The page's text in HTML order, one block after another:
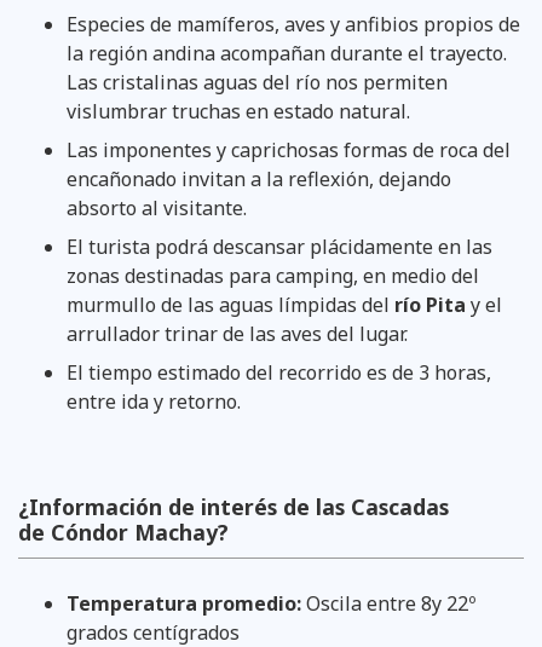
Especies de mamíferos, aves y anfibios propios de
la región andina acompañan durante el trayecto.
Las cristalinas aguas del río nos permiten
vislumbrar truchas en estado natural.
Las imponentes y caprichosas formas de roca del
encañonado invitan a la reflexión, dejando
absorto al visitante.
El turista podrá descansar plácidamente en las
zonas destinadas para camping, en medio del
murmullo de las aguas límpidas del río Pita y el
arrullador trinar de las aves del lugar.
El tiempo estimado del recorrido es de 3 horas,
entre ida y retorno.
¿Información de interés de las Cascadas
de Cóndor Machay?
Temperatura promedio:Oscila entre 8y 22º
grados centígrados